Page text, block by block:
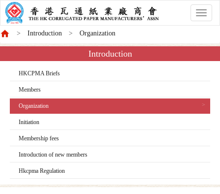
香
港
會
Introduction Organization
Introduction
HKCPMA Briefs
Members
Organization
Initiation
Membership fees
Introduction of new members
Hkcpma Regulation